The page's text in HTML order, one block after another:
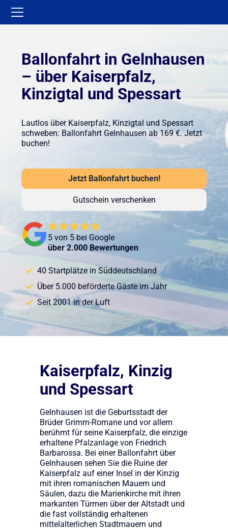
Ballonfahrt in Gelnhausen
– über Kaiserpfalz,
Kinzigtal und Spessart
Lautlos über Kaiserpfalz, Kinzigtal und Spessart
schweben: Ballonfahrt Gelnhausen ab 169 €. Jetzt
buchen!
Jetzt Ballonfahrt buchen!
Gutschein verschenken
5 von 5 bei Google
über 2.000 Bewertungen
40 Startplätze in Süddeutschland
Über 5.000 beförderte Gäste im Jahr
Seit 2001 in der Luft
Kaiserpfalz, Kinzig
und Spessart
Gelnhausen ist die Geburtsstadt der
Brüder Grimm-Romane und vor allem
berühmt für seine Kaiserpfalz, die einzige
erhaltene Pfalzanlage von Friedrich
Barbarossa. Bei einer Ballonfahrt über
Gelnhausen sehen Sie die Ruine der
Kaiserpfalz auf einer Insel in der Kinzig
mit ihren romanischen Mauern und
Säulen, dazu die Marienkirche mit ihren
markanten Türmen über der Altstadt und
die fast vollständig erhaltenen
mittelalterlichen Stadtmauern und